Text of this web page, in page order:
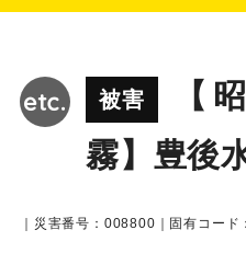
被害
【
霧】豊後
｜災害番号：008800｜固有コー